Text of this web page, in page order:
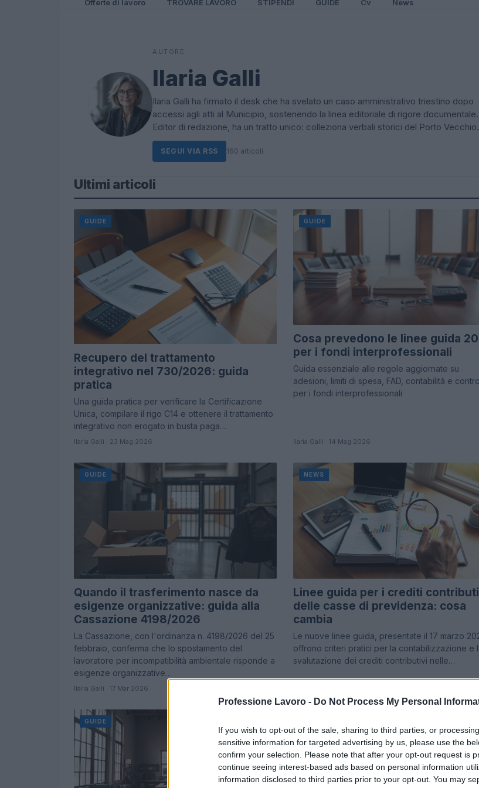
Professione Lavoro - Do Not Process My Personal
If you wish to opt-out of the sale, sharing to third parties, or
sensitive information for targeted advertising by us, please use the
confirm your selection. Please note that after your opt-out request is
continue seeing interest-based ads based on personal information
information disclosed to third parties prior to your opt-out. You may
Offerte di lavoro TROVARE LAVORO STIPENDI GUIDE Cv News
AUTORE
Ilaria Galli
Ilaria Galli ha firmato il desk che ha svelato un caso amministrativo triestino dopo
accessi agli atti al Municipio, sostenendo la linea editoriale di rigore documentale.
Editor di redazione, ha un tratto unico: colleziona verbali storici del Porto Vecchio.
SEGUI VIA RSS 160 articoli
Ultimi articoli
GUIDE
Recupero del trattamento
integrativo nel 730/2026: guida
pratica
Una guida pratica per verificare la Certificazione
Unica, compilare il rigo C14 e ottenere il trattamento
integrativo non erogato in busta paga…
Ilaria Galli · 23 Mag 2026
GUIDE
Cosa prevedono le linee guida
per i fondi interprofessionali
Guida essenziale alle regole aggiornate su
adesioni, limiti di spesa, FAD, contabilità e
per i fondi interprofessionali
Ilaria Galli · 14 Mag 2026
GUIDE
Quando il trasferimento nasce da
esigenze organizzative: guida alla
Cassazione 4198/2026
La Cassazione, con l'ordinanza n. 4198/2026 del 25
febbraio, conferma che lo spostamento del
lavoratore per incompatibilità ambientale risponde a
esigenze organizzative…
Ilaria Galli · 17 Mar 2026
NEWS
Linee guida per i crediti
delle casse di previdenza: cosa
cambia
Le nuove linee guida, presentate il 17 marzo
offrono criteri pratici per la contabilizzazione e
svalutazione dei crediti contributivi nelle…
GUIDE